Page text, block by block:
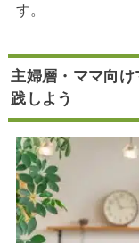
す。
主婦層・ママ向
践しよう